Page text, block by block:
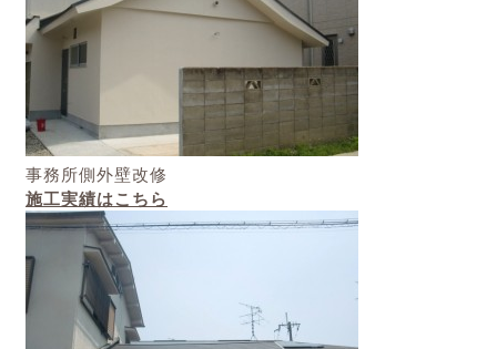
事務所側外壁改修
施工実績はこちら